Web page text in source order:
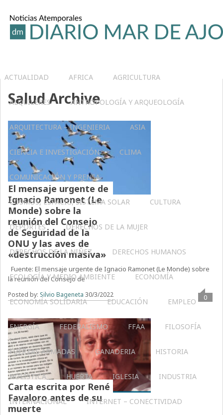
ACTUALIDAD AFRICA AGRICULTURA
ALQUILERES ANTROPOLOGÍA Y ARQUEOLOGÍA
ARQUITECTURA – INGENIERIA ASIA
CIENCIA E INVESTIGACIÓN CLIMA
COMUNICACIÓN Y PRENSA
COSMOS, ESPACIO, SISTEMA SOLAR CULTURA
DEPORTES DERECHOS DE LA MUJER
DERECHOS DE LA NIÑEZ DERECHOS HUMANOS
ECOLOGÍA Y MEDIO AMBIENTE ECONOMÍA
ECONOMÍA SOLIDARIA EDUCACIÓN EMPLEO
ENERGÍA FEDERALISMO FFAA FILOSOFÍA
FUERZAS ARMADAS GANADERIA HISTORIA
HOLÍSTICA HUERTA IGLESIA INDUSTRIA
INTERNACIONAL INTERNET – CONECTIVIDAD
Salud Archive
El mensaje urgente de
Ignacio Ramonet (Le
Monde) sobre la
reunión del Consejo
de Seguridad de la
ONU y las aves de
«destrucción masiva»
Fuente: El mensaje urgente de Ignacio Ramonet (Le Monde) sobre
la reunión del Consejo de
Posted by: Silvio Bageneta 30/3/2022 0
Carta escrita por René
Favaloro antes de su
muerte